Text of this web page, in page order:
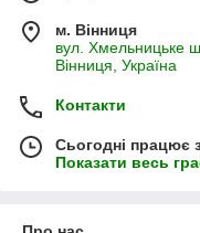
м. Вінниця
вул. Хмельницьке
Вінниця, Україна
Контакти
Сьогодні працює
Показати весь